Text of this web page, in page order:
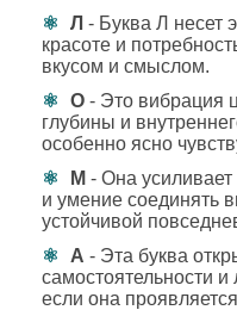
Л - Буква Л несет
красоте и
вкусом и смыслом.
О - Это вибрация
глубины и
особенно ясно
М - Она усиливает
и умение соединять
устойчивой
А - Эта буква
самостоятельности
если она